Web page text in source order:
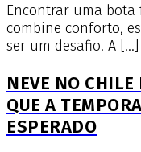
Encontrar uma
combine conforto,
ser um desafio. A […]
NEVE NO
QUE A
ESPERADO